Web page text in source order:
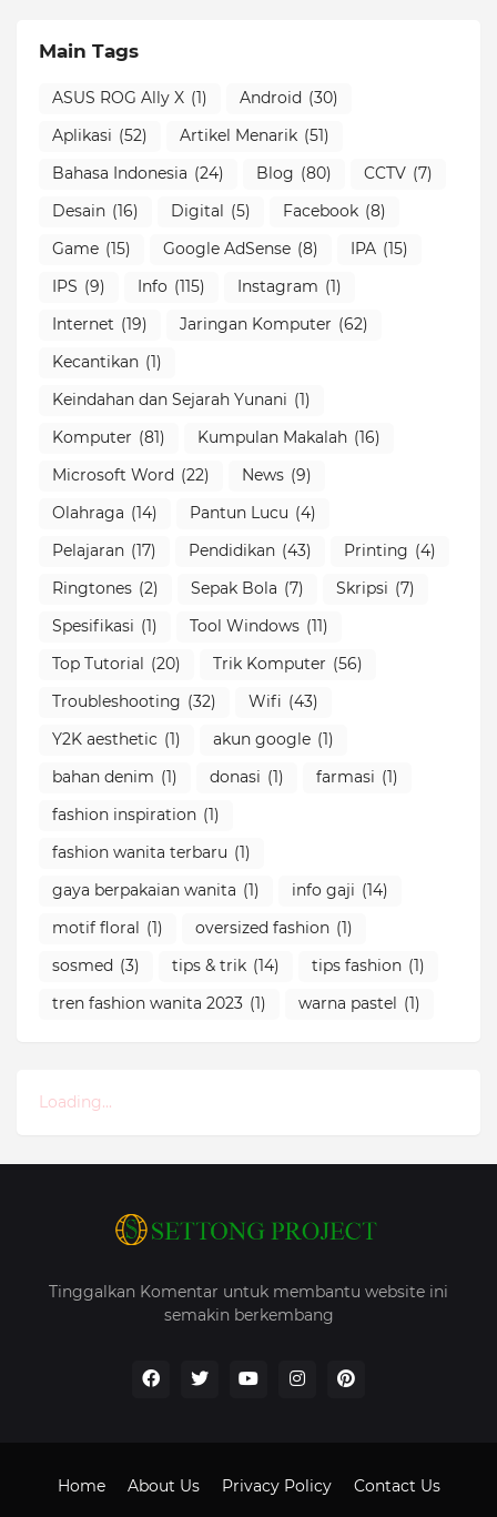
Main Tags
ASUS ROG Ally X (1) Android (30)
Aplikasi (52) Artikel Menarik (51)
Bahasa Indonesia (24) Blog (80) CCTV (7)
Desain (16) Digital (5) Facebook (8)
Game (15) Google AdSense (8) IPA (15)
IPS (9) Info (115) Instagram (1)
Internet (19) Jaringan Komputer (62)
Kecantikan (1)
Keindahan dan Sejarah Yunani (1)
Komputer (81) Kumpulan Makalah (16)
Microsoft Word (22) News (9)
Olahraga (14) Pantun Lucu (4)
Pelajaran (17) Pendidikan (43) Printing (4)
Ringtones (2) Sepak Bola (7) Skripsi (7)
Spesifikasi (1) Tool Windows (11)
Top Tutorial (20) Trik Komputer (56)
Troubleshooting (32) Wifi (43)
Y2K aesthetic (1) akun google (1)
bahan denim (1) donasi (1) farmasi (1)
fashion inspiration (1)
fashion wanita terbaru (1)
gaya berpakaian wanita (1) info gaji (14)
motif floral (1) oversized fashion (1)
sosmed (3) tips & trik (14) tips fashion (1)
tren fashion wanita 2023 (1) warna pastel (1)
Loading...
Tinggalkan Komentar untuk membantu website ini
semakin berkembang
Home About Us Privacy Policy Contact Us